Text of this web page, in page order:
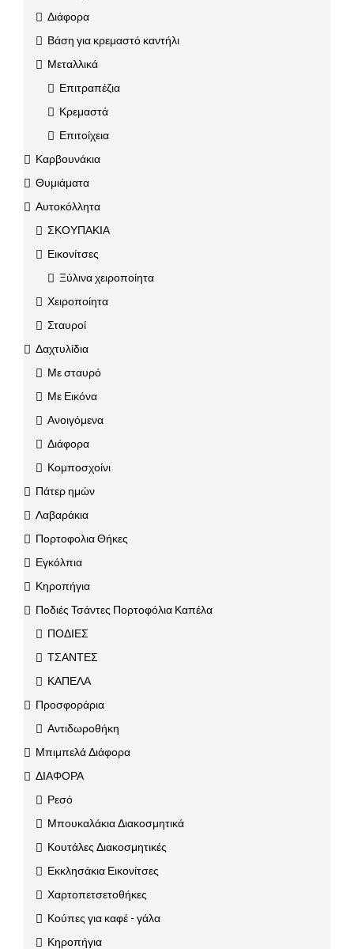
Διάφορα
Βάση για κρεμαστό καντήλι
Μεταλλικά
Επιτραπέζια
Κρεμαστά
Επιτοίχεια
Καρβουνάκια
Θυμιάματα
Αυτοκόλλητα
ΣΚΟΥΠΑΚΙΑ
Εικονίτσες
Ξύλινα χειροποίητα
Χειροποίητα
Σταυροί
Δαχτυλίδια
Με σταυρό
Με Εικόνα
Ανοιγόμενα
Διάφορα
Κομποσχοίνι
Πάτερ ημών
Λαβαράκια
Πορτοφολια Θήκες
Εγκόλπια
Κηροπήγια
Ποδιές Τσάντες Πορτοφόλια Καπέλα
ΠΟΔΙΕΣ
ΤΣΑΝΤΕΣ
ΚΑΠΕΛΑ
Προσφοράρια
Αντιδωροθήκη
Μπιμπελά Διάφορα
ΔΙΑΦΟΡΑ
Ρεσό
Μπουκαλάκια Διακοσμητικά
Κουτάλες Διακοσμητικές
Εκκλησάκια Εικονίτσες
Χαρτοπετσετοθήκες
Κούπες για καφέ - γάλα
Κηροπήγια